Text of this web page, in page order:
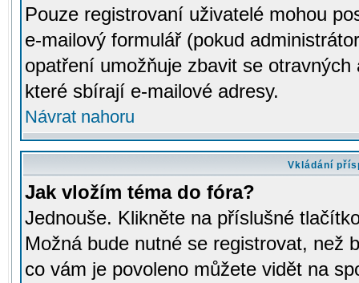
Pouze registrovaní uživatelé mohou
e-mailový formulář (pokud
opatření umožňuje zbavit se
které sbírají e-mailové adresy.
Návrat nahoru
Vkládání
Jak vložím téma do fóra?
Jednouše. Klikněte na příslušné
Možná bude nutné se registrovat, než
co vám je povoleno můžete vidět na